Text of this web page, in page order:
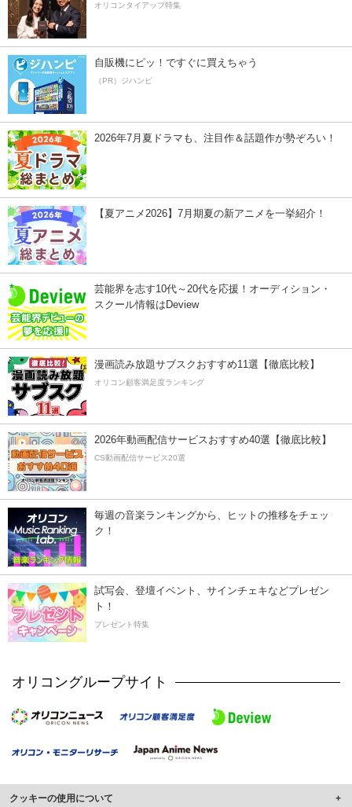
オリコンタイアップ特集
自販機にピッ！ですぐに買えちゃう
（PR）ジハンピ
2026年7月夏ドラマも、注目作＆話題作が勢ぞろい！
【夏アニメ2026】7月期夏の新アニメを一挙紹介！
芸能界を志す10代～20代を応援！オーディション・
スクール情報はDeview
漫画読み放題サブスクおすすめ11選【徹底比較】
オリコン顧客満足度ランキング
2026年動画配信サービスおすすめ40選【徹底比較】
CS動画配信サービス20選
毎週の音楽ランキングから、ヒットの推移をチェッ
ク！
試写会、登壇イベント、サインチェキなどプレゼン
ト！
プレゼント特集
オリコングループサイト
クッキーの使用について